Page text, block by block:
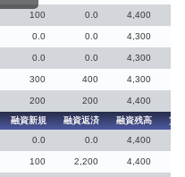
100 0.0 4,400
0.0 0.0 4,300
0.0 0.0 4,300
300 400 4,300
200 200
4,400
融資新規 融資返済 融資残高
貸
0.0 0.0 4,400
100 2,200 4,400